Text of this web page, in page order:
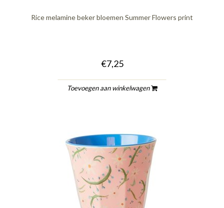
Rice melamine beker bloemen Summer Flowers print
€7,25
Toevoegen aan winkelwagen